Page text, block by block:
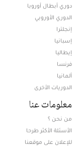
دوري أبطال أوروبا
الدوري الأوروبي
إنجلترا
إسبانيا
إيطاليا
فرنسا
ألمانيا
الدوريات الأخرى
معلومات عنا
من نحن ؟
الأسئلة الأكثر طرحا
للإعلان على موقعنا